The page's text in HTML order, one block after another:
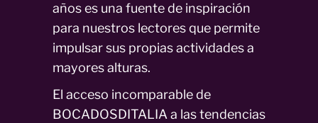
años es una fuente de inspiración
para nuestros lectores que permite
impulsar sus propias actividades a
mayores alturas.
El acceso incomparable de
BOCADOSDITALIA a las tendencias